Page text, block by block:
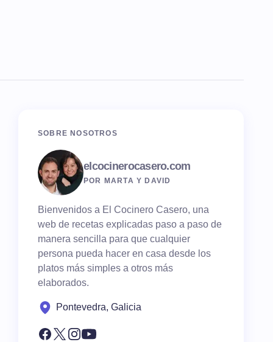
SOBRE NOSOTROS
elcocinerocasero.com
POR MARTA Y DAVID
Bienvenidos a El Cocinero Casero, una
web de recetas explicadas paso a paso de
manera sencilla para que cualquier
persona pueda hacer en casa desde los
platos más simples a otros más
elaborados.
Pontevedra, Galicia